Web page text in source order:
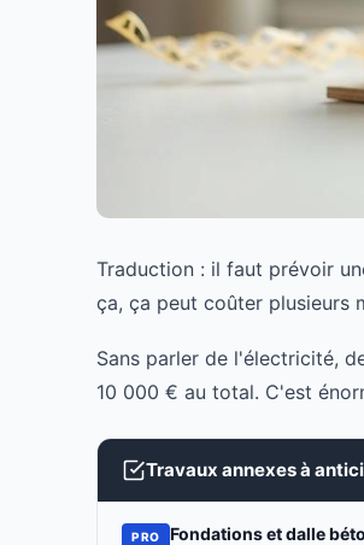
Traduction : il faut prévoir
ça, ça peut coûter plusieurs
Sans parler de l'électricité,
10 000 € au total. C'est
Travaux annexes à
PRO Fondations et dalle